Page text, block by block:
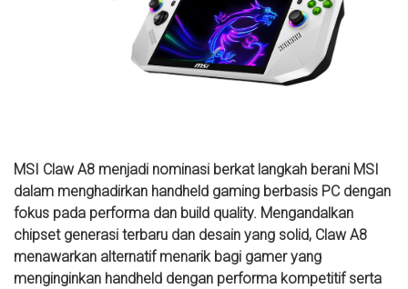
MSI Claw A8 menjadi nominasi berkat langkah berani MSI
dalam menghadirkan handheld gaming berbasis PC dengan
fokus pada performa dan build quality. Mengandalkan
chipset generasi terbaru dan desain yang solid, Claw A8
menawarkan alternatif menarik bagi gamer yang
menginginkan handheld dengan performa kompetitif serta